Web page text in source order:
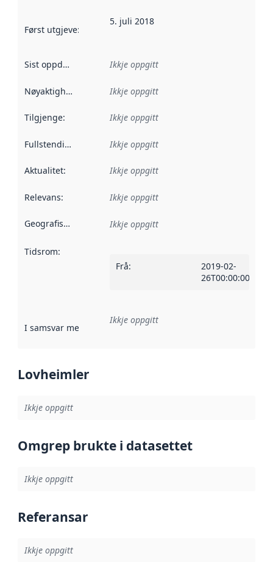
Først utgjeve: Denne datoen seier når dataa i dette
5. juli 2018
Sist oppdatert Ikkje oppgitt
Nøyaktigheit Ikkje oppgitt
Tilgjenge: Ikkje oppgitt
Fullstendigheit Ikkje oppgitt
Aktualitet: Ikkje oppgitt
Relevans: Ikkje oppgitt
Geografisk område Ikkje oppgitt
Tidsrom:
Frå:
2019-02-
26T00:00:00Z
I samsvar med Referanse til ei implementeringsregel eller
Ikkje oppgitt
Lovheimler
Ikkje oppgitt
Omgrep brukte i datasettet
Ikkje oppgitt
Referansar
Ikkje oppgitt